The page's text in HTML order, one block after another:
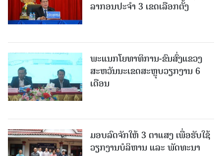
ລາກອນປະຈໍາ 3 ເຂດເລືອກຕັ້ງ
ພະແນກໂຍທາທິການ-ຂົນສົ່ງແຂວງ
ສະຫວັນນະເຂດສະຫຼຸບວຽກງານ 6
ເດືອນ
ມອບລົດຈັກໃຫ້ 3 ຕາແສງ ເພື່ອຮັບໃຊ້
ວຽກງານບໍລິຫານ ແລະ ພັດທະນາ